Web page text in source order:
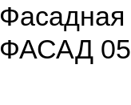
ФАСАД 05